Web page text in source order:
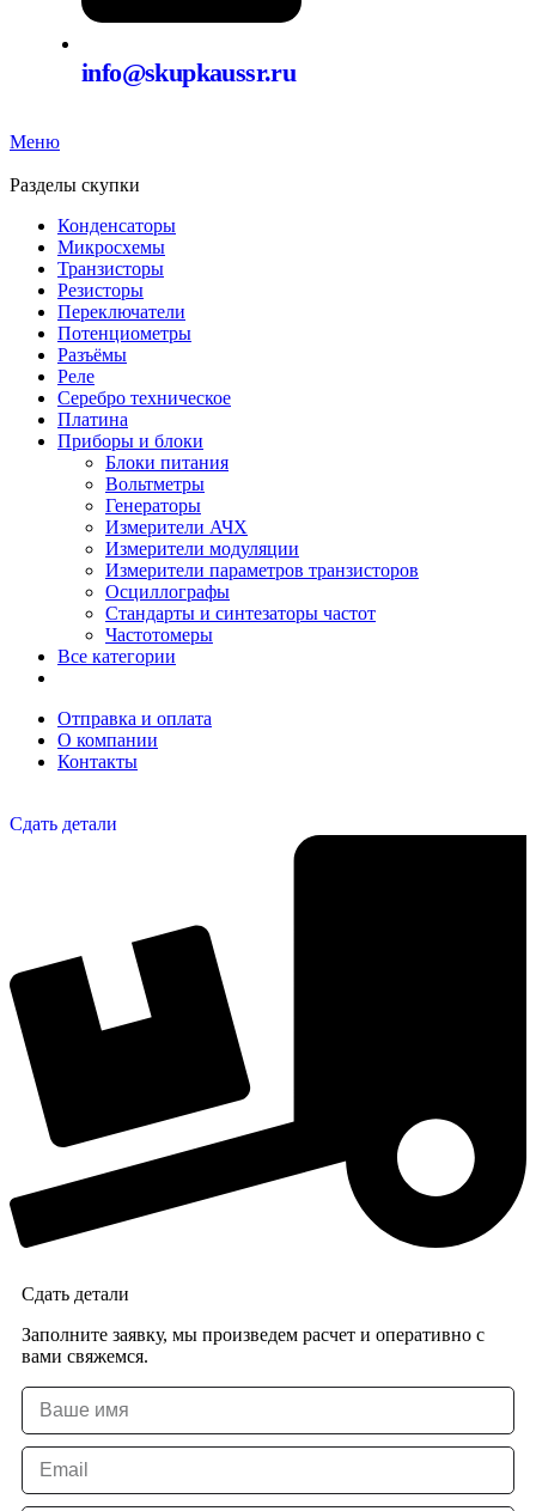
info@skupkaussr.ru
Меню
Разделы скупки
Конденсаторы
Микросхемы
Транзисторы
Резисторы
Переключатели
Потенциометры
Разъёмы
Реле
Серебро техническое
Платина
Приборы и блоки
Блоки питания
Вольтметры
Генераторы
Измерители АЧХ
Измерители модуляции
Измерители параметров транзисторов
Осциллографы
Стандарты и синтезаторы частот
Частотомеры
Все категории
Отправка и оплата
О компании
Контакты
Сдать детали
Сдать детали
Заполните заявку, мы произведем расчет и оперативно с
вами свяжемся.